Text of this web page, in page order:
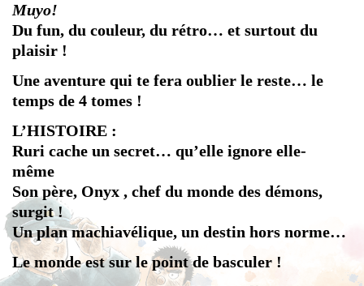
Muyo!
Du fun, du couleur, du rétro… et surtout du
plaisir !
Une aventure qui te fera oublier le reste… le
temps de 4 tomes !
L’HISTOIRE :
Ruri cache un secret… qu’elle ignore elle-
même
Son père, Onyx , chef du monde des démons,
surgit !
Un plan machiavélique, un destin hors norme…
Le monde est sur le point de basculer !